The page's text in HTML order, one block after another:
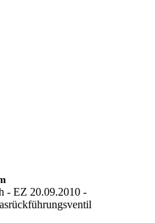
- EZ 20.09.2010 -